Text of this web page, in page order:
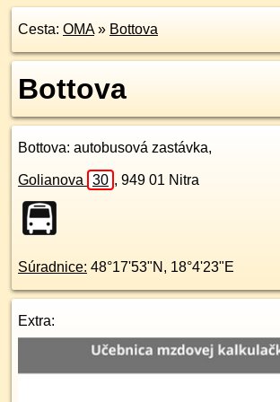
Cesta: OMA» Bottova
Bottova
Bottova: autobusová zastávka,
Golianova 30 , 949 01 Nitra
Súradnice: 48°17'53"N , 18°4'23"E
Extra: